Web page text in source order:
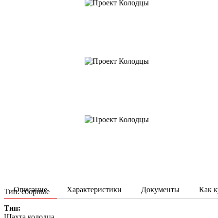
Описание Характеристики Документы Как
Тип: сборные
Тип: